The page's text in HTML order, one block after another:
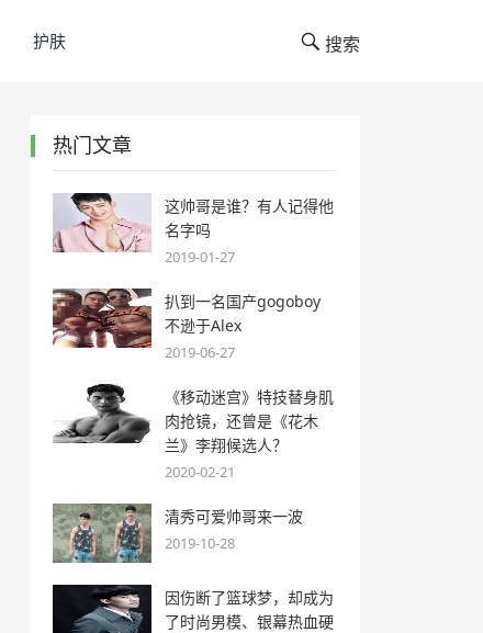
护肤 搜索
热门文章
这帅哥是谁？有人记得他
名字吗
2019-01-27
扒到一名国产gogoboy
不逊于Alex
2019-06-27
《移动迷宫》特技替身肌
肉抢镜，还曾是《花木
兰》李翔候选人？
2020-02-21
清秀可爱帅哥来一波
2019-10-28
因伤断了篮球梦，却成为
了时尚男模、银幕热血硬